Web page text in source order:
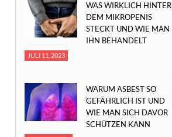
WAS WIRKLICH HINTER
DEM MIKROPENIS
STECKT UND WIE MAN
IHN BEHANDELT
JULI 11, 2023
WARUM ASBEST SO
GEFÄHRLICH IST UND
WIE MAN SICH DAVOR
SCHÜTZEN KANN